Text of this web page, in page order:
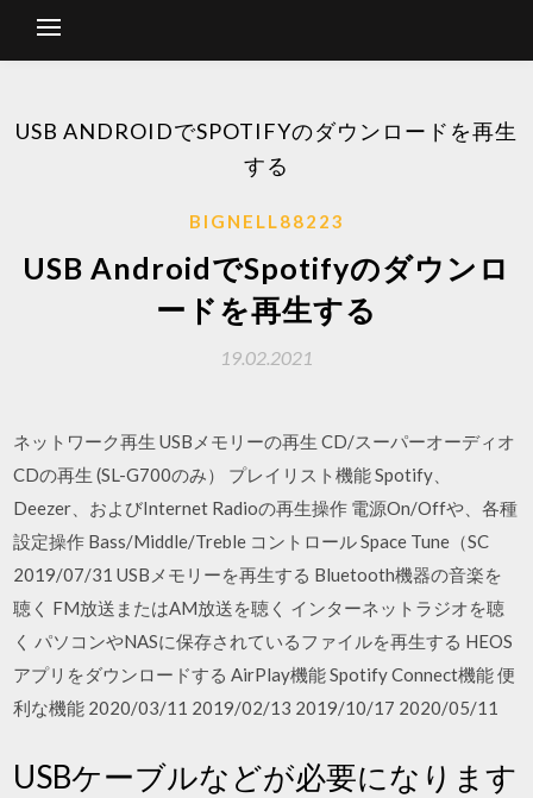
USB ANDROIDでSPOTIFYのダウンロードを再生
する
BIGNELL88223
USB AndroidでSpotifyのダウンロ
ードを再生する
19.02.2021
ネットワーク再生 USBメモリーの再生 CD/スーパーオーディオ
CDの再生 (SL-G700のみ） プレイリスト機能 Spotify、
Deezer、およびInternet Radioの再生操作 電源On/Offや、各種
設定操作 Bass/Middle/Treble コントロール Space Tune（SC
2019/07/31 USBメモリーを再生する Bluetooth機器の音楽を
聴く FM放送またはAM放送を聴く インターネットラジオを聴
く パソコンやNASに保存されているファイルを再生する HEOS
アプリをダウンロードする AirPlay機能 Spotify Connect機能 便
利な機能 2020/03/11 2019/02/13 2019/10/17 2020/05/11
USBケーブルなどが必要になります